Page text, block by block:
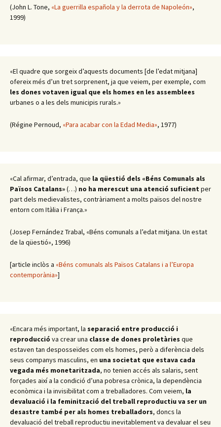
(John L. Tone, «La guerrilla española y la derrota de Napoleón»,
1999)
«El quadre que sorgeix d’aquests documents [de l’edat mitjana]
ofereix més d’un tret sorprenent, ja que veiem, per exemple, com
les dones votaven igual que els homes en les assemblees
urbanes o a les dels municipis rurals.»
(Régine Pernoud, «Para acabar con la Edad Media», 1977)
«Cal afirmar, d’entrada, que la qüestió dels «Béns Comunals als
Països Catalans»(…) no ha merescut una atenció suficient per
part dels medievalistes, contràriament a molts països del nostre
entorn com Itàlia i França.»
(Josep Fernández Trabal, «Béns comunals a l’edat mitjana. Un estat
de la qüestió», 1996)
[article inclòs a «Béns comunals als Països Catalans i a l’Europa
contemporània»]
«Encara més important, la separació entre producció i
reproducció va crear una classe de dones proletàries que
estaven tan desposseïdes com els homes, però a diferència dels
seus companys masculins, en una societat que estava cada
vegada més monetaritzada, no tenien accés als salaris, sent
forçades així a la condició d’una pobresa crònica, la dependència
econòmica i la invisibilitat com a treballadores. Com veiem, la
devaluació i la feminització del treball reproductiu va ser un
desastre també per als homes treballadors, doncs la
devaluació del treball reproductiu inevitablement va devaluar el seu